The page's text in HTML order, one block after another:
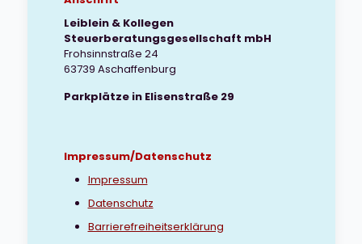
Leiblein & Kollegen
Steuerberatungsgesellschaft mbH
Frohsinnstraße 24
63739 Aschaffenburg
Parkplätze in Elisenstraße 29
Impressum/Datenschutz
Impressum
Datenschutz
Barrierefreiheitserklärung